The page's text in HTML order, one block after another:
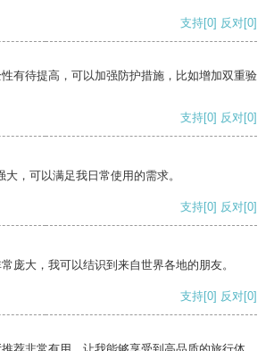
支持[0] 反对[0]
有待提高，可以加强防护措施，比如增加双重验
支持[0] 反对[0]
，可以满足我日常使用的需求。
支持[0] 反对[0]
庞大，我可以结识到来自世界各地的朋友。
支持[0] 反对[0]